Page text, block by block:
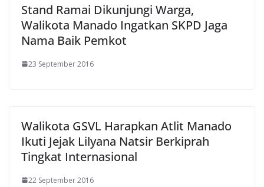
Stand Ramai Dikunjungi Warga,
Walikota Manado Ingatkan SKPD Jaga
Nama Baik Pemkot
23 September 2016
Walikota GSVL Harapkan Atlit Manado
Ikuti Jejak Lilyana Natsir Berkiprah
Tingkat Internasional
22 September 2016